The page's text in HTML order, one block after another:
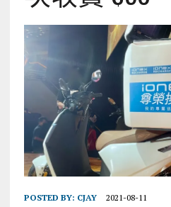
POSTED BY: CJAY 2021-08-11